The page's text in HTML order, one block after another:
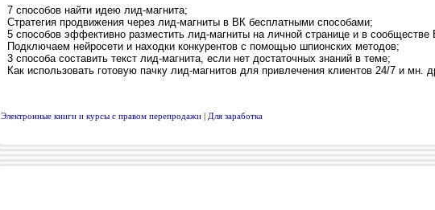
7 способов найти идею лид-магнита;
Стратегия продвижения через лид-магниты в ВК бесплатными способами;
5 способов эффективно разместить лид-магниты на личной странице и в сообществе
Подключаем нейросети и находки конкурентов с помощью шпионских методов;
3 способа составить текст лид-магнита, если нет достаточных знаний в теме;
Как использовать готовую пачку лид-магнитов для привлечения клиентов 24/7 и мн.
Электронные книги и курсы с правом перепродажи Для заработка